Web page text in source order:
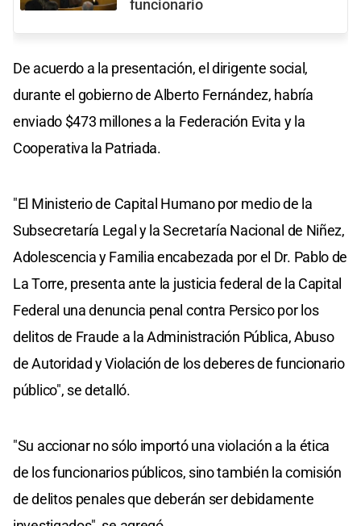
funcionario
De acuerdo a la presentación, el dirigente social,
durante el gobierno de Alberto Fernández, habría
enviado $473 millones a la Federación Evita y la
Cooperativa la Patriada.
"El Ministerio de Capital Humano por medio de la
Subsecretaría Legal y la Secretaría Nacional de Niñez,
Adolescencia y Familia encabezada por el Dr. Pablo de
La Torre, presenta ante la justicia federal de la Capital
Federal una denuncia penal contra Persico por los
delitos de Fraude a la Administración Pública, Abuso
de Autoridad y Violación de los deberes de funcionario
público", se detalló.
"Su accionar no sólo importó una violación a la ética
de los funcionarios públicos, sino también la comisión
de delitos penales que deberán ser debidamente